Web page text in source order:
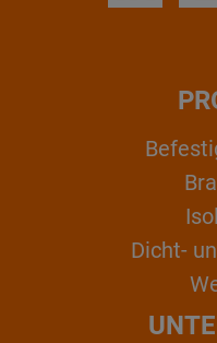
Dicht-